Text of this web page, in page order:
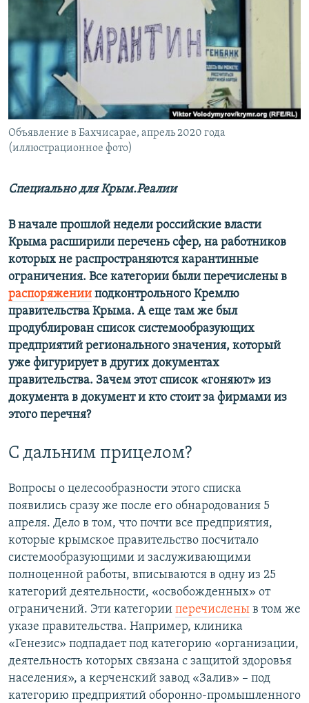
ПОБЕДИТЕЛЕЙ НЕ СУДЯТ?
КРЫМ.НЕПОКОРЕННЫЙ
УКРАИНСКАЯ ПРОБЛЕМА КРЫМА
ПРИСОЕДИНЯЙТЕСЬ!
Все сайты RFE/RL
Объявление в Бахчисарае, апрель 2020 года
(иллюстрационное фото)
Специально для Крым.Реалии
В начале прошлой недели российские власти
Крыма расширили перечень сфер, на работников
которых не распространяются карантинные
ограничения. Все категории были перечислены в
распоряжении подконтрольного Кремлю
правительства Крыма. А еще там же был
продублирован список системообразующих
предприятий регионального значения, который
уже фигурирует в других документах
правительства. Зачем этот список «гоняют» из
документа в документ и кто стоит за фирмами из
этого перечня?
С дальним прицелом?
Вопросы о целесообразности этого списка
появились сразу же после его обнародования 5
апреля. Дело в том, что почти все предприятия,
которые крымское правительство посчитало
системообразующими и заслуживающими
полноценной работы, вписываются в одну из 25
категорий деятельности, «освобожденных» от
ограничений. Эти категории перечислены в том же
указе правительства. Например, клиника
«Генезис» подпадает под категорию «организации,
деятельность которых связана с защитой здоровья
населения», а керченский завод «Залив» – под
категорию предприятий оборонно-промышленного